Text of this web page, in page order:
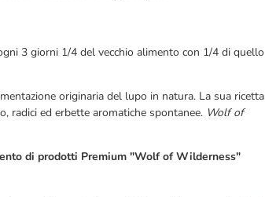
3 giorni 1/4 del vecchio alimento con 1/4 di quello
originaria del lupo in natura. La sua ricetta
radici ed erbette aromatiche spontanee. Wolf of
di prodotti Premium "Wolf of Wilderness"